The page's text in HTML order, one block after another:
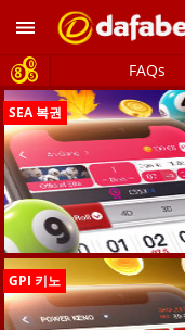
FAQs
SEA 복권
GPI 키노